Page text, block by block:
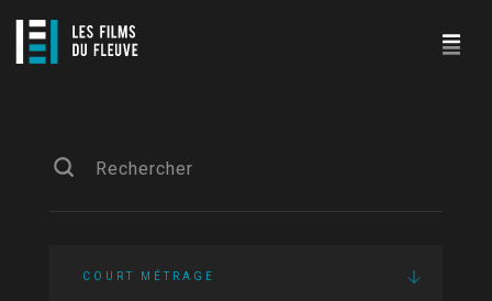
COURT MÉTRAGE